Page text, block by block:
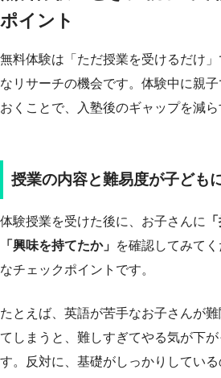
ポイント
無料体験は「ただ授業を受けるだけ
なリサーチの機会です。体験中に親
おくことで、入塾後のギャップを減ら
授業の内容と難易度が子ども
体験授業を受けた後に、お子さんに
「興味を持てたか」 を確認してみて
なチェックポイントです。
たとえば、英語が苦手なお子さんが
てしまうと、難しすぎてやる気が下
す。反対に、基礎がしっかりしてい